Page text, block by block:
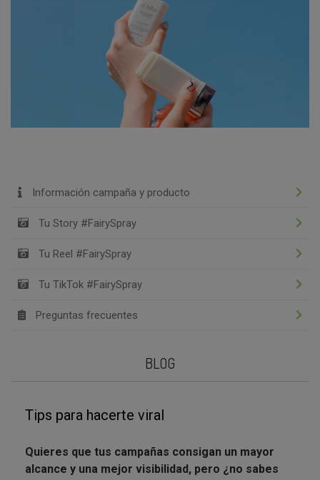
Información campaña y producto
Tu Story #FairySpray
Tu Reel #FairySpray
Tu TikTok #FairySpray
Preguntas frecuentes
BLOG
Tips para hacerte viral
Quieres que tus campañas consigan un mayor
alcance y una mejor visibilidad, pero ¿no sabes